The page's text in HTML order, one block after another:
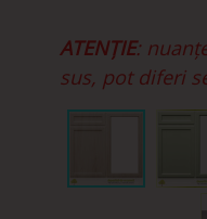
ATENȚIE:
sus, pot diferi